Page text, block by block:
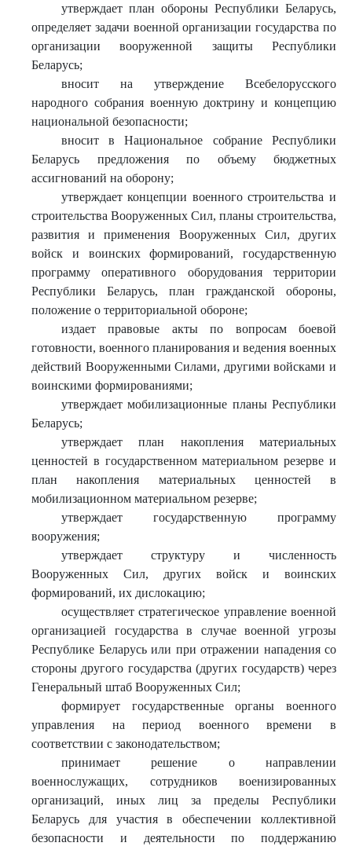
утверждает план обороны Республики Беларусь,
определяет задачи военной организации государства по
организации вооруженной защиты Республики
Беларусь;
вносит на утверждение Всебелорусского
народного собрания военную доктрину и концепцию
национальной безопасности;
вносит в Национальное собрание Республики
Беларусь предложения по объему бюджетных
ассигнований на оборону;
утверждает концепции военного строительства и
строительства Вооруженных Сил, планы строительства,
развития и применения Вооруженных Сил, других
войск и воинских формирований, государственную
программу оперативного оборудования территории
Республики Беларусь, план гражданской обороны,
положение о территориальной обороне;
издает правовые акты по вопросам боевой
готовности, военного планирования и ведения военных
действий Вооруженными Силами, другими войсками и
воинскими формированиями;
утверждает мобилизационные планы Республики
Беларусь;
утверждает план накопления материальных
ценностей в государственном материальном резерве и
план накопления материальных ценностей в
мобилизационном материальном резерве;
утверждает государственную программу
вооружения;
утверждает структуру и численность
Вооруженных Сил, других войск и воинских
формирований, их дислокацию;
осуществляет стратегическое управление военной
организацией государства в случае военной угрозы
Республике Беларусь или при отражении нападения со
стороны другого государства (других государств) через
Генеральный штаб Вооруженных Сил;
формирует государственные органы военного
управления на период военного времени в
соответствии с законодательством;
принимает решение о направлении
военнослужащих, сотрудников военизированных
организаций, иных лиц за пределы Республики
Беларусь для участия в обеспечении коллективной
безопасности и деятельности по поддержанию